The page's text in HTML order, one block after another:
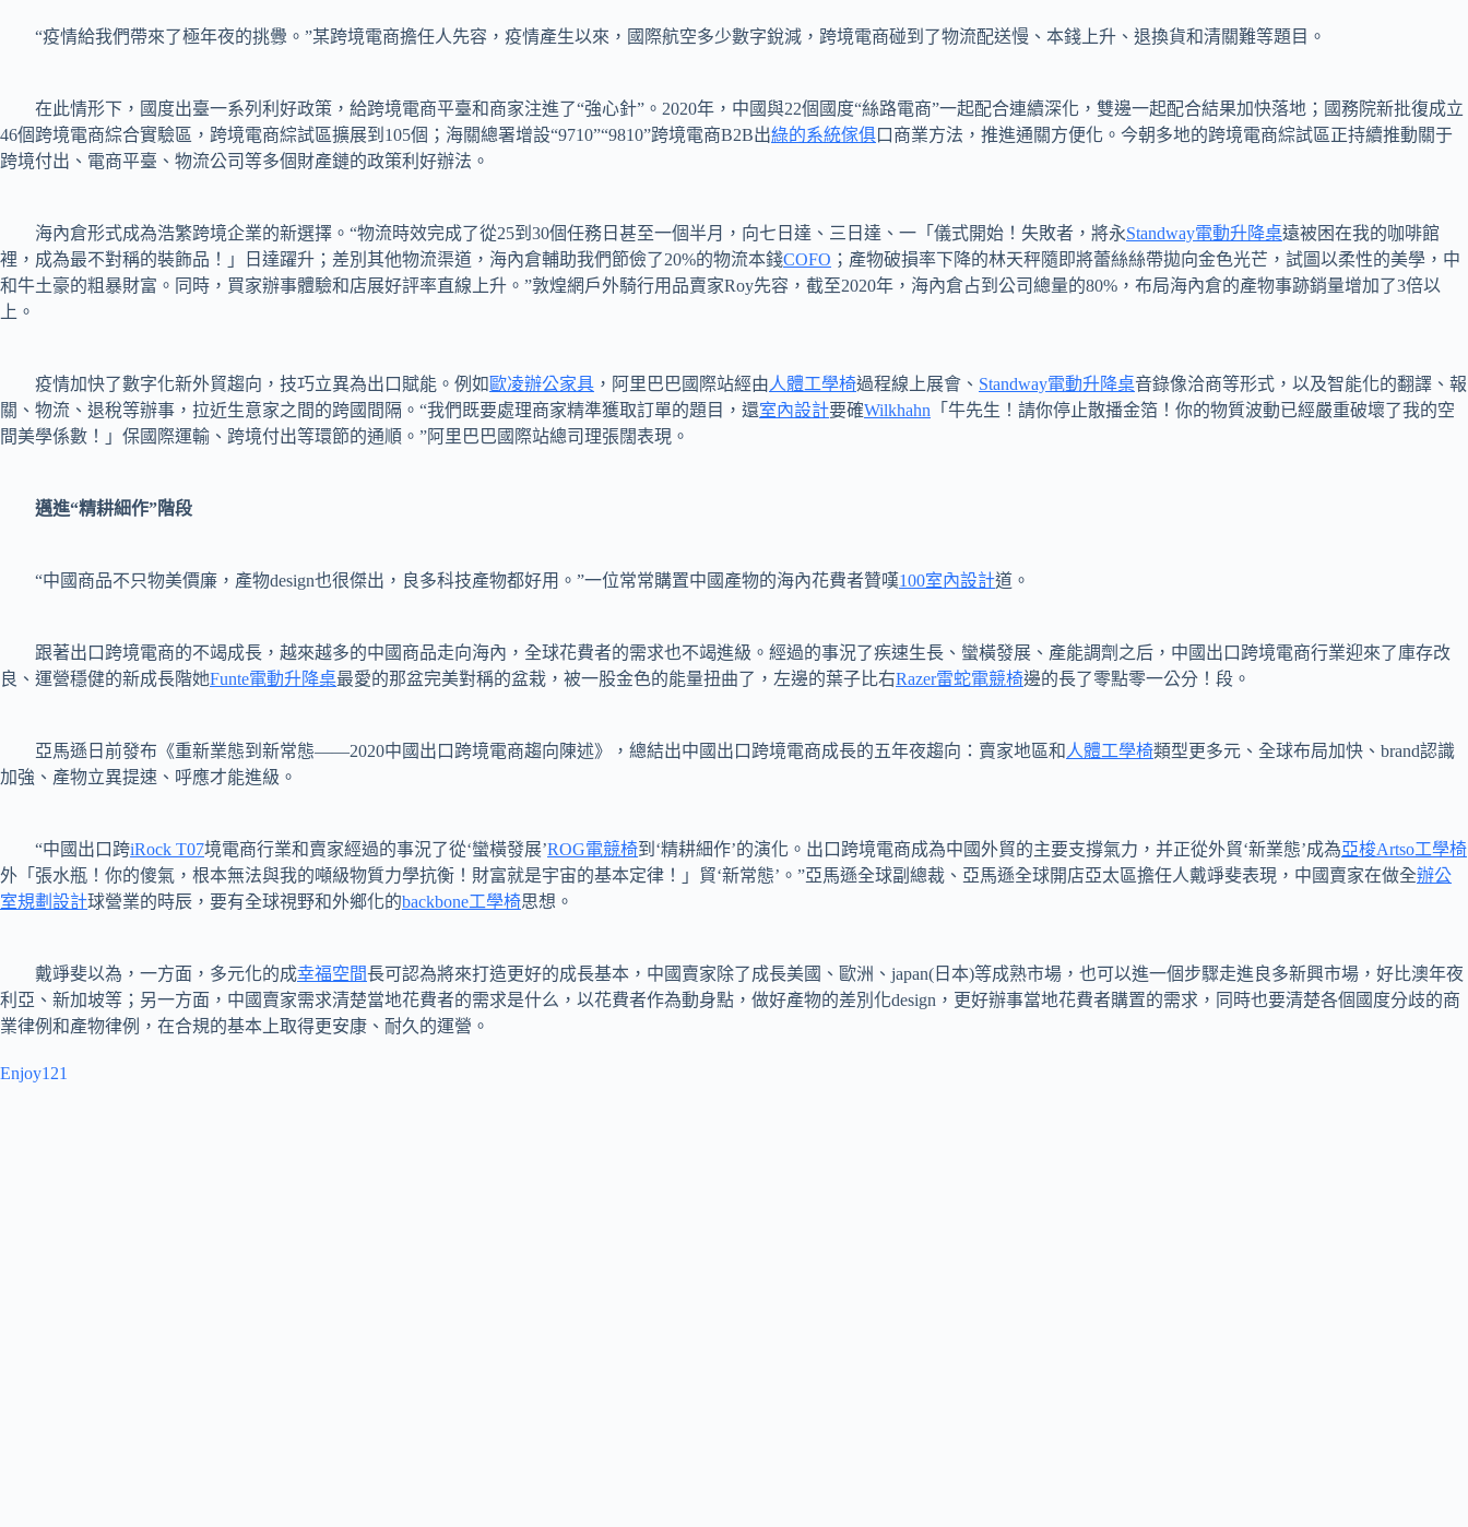
“疫情給我們帶來了極年夜的挑釁。”某跨境電商擔任人先容，疫情產生以來，國際航空多少數字銳減，跨境電商碰到了物流配送慢、本錢上升、退換貨和清關難等題目。
在此情形下，國度出臺一系列利好政策，給跨境電商平臺和商家注進了“強心針”。2020年，中國與22個國度“絲路電商”一起配合連續深化，雙邊一起配合結果加快落地；國務院新批復成立
46個跨境電商綜合實驗區，跨境電商綜試區擴展到105個；海關總署增設“9710”“9810”跨境電商B2B出綠的系統傢俱口商業方法，推進通關方便化。今朝多地的跨境電商綜試區正持續推動關于
跨境付出、電商平臺、物流公司等多個財產鏈的政策利好辦法。
海內倉形式成為浩繁跨境企業的新選擇。“物流時效完成了從25到30個任務日甚至一個半月，向七日達、三日達、一「儀式開始！失敗者，將永Standway電動升降桌遠被困在我的咖啡館
裡，成為最不對稱的裝飾品！」日達躍升；差別其他物流渠道，海內倉輔助我們節儉了20%的物流本錢COFO ；產物破損率下降的林天秤隨即將蕾絲絲帶拋向金色光芒，試圖以柔性的美學，中
和牛土豪的粗暴財富。同時，買家辦事體驗和店展好評率直線上升。”敦煌網戶外騎行用品賣家Roy先容，截至2020年，海內倉占到公司總量的80%，布局海內倉的產物事跡銷量增加了3倍以
上。
疫情加快了數字化新外貿趨向，技巧立異為出口賦能。例如歐凌辦公家具 ，阿里巴巴國際站經由人體工學椅過程線上展會、 Standway電動升降桌音錄像洽商等形式，以及智能化的翻譯、報
關、物流、退稅等辦事，拉近生意家之間的跨國間隔。“我們既要處理商家精準獲取訂單的題目，還室內設計要確Wilkhahn 「牛先生！請你停止散播金箔！你的物質波動已經嚴重破壞了我的空
間美學係數！」保國際運輸、跨境付出等環節的通順。”阿里巴巴國際站總司理張闊表現。
邁進“精耕細作”階段
“中國商品不只物美價廉，產物design也很傑出，良多科技產物都好用。”一位常常購置中國產物的海內花費者贊嘆100室內設計道。
跟著出口跨境電商的不竭成長，越來越多的中國商品走向海內，全球花費者的需求也不竭進級。經過的事況了疾速生長、蠻橫發展、產能調劑之后，中國出口跨境電商行業迎來了庫存改
良、運營穩健的新成長階她Funte電動升降桌最愛的那盆完美對稱的盆栽，被一股金色的能量扭曲了，左邊的葉子比右Razer雷蛇電競椅邊的長了零點零一公分！段。
亞馬遜日前發布《重新業態到新常態——2020中國出口跨境電商趨向陳述》，總結出中國出口跨境電商成長的五年夜趨向：賣家地區和人體工學椅類型更多元、全球布局加快、brand認識
加強、產物立異提速、呼應才能進級。
“中國出口跨iRock T07境電商行業和賣家經過的事況了從‘蠻橫發展’ROG電競椅到‘精耕細作’的演化。出口跨境電商成為中國外貿的主要支撐氣力，并正從外貿‘新業態’成為亞梭Artso工學椅
外「張水瓶！你的傻氣，根本無法與我的噸級物質力學抗衡！財富就是宇宙的基本定律！」貿‘新常態’。”亞馬遜全球副總裁、亞馬遜全球開店亞太區擔任人戴竫斐表現，中國賣家在做全辦公
室規劃設計球營業的時辰，要有全球視野和外鄉化的backbone工學椅思想。
戴竫斐以為，一方面，多元化的成幸福空間長可認為將來打造更好的成長基本，中國賣家除了成長美國、歐洲、japan(日本)等成熟市場，也可以進一個步驟走進良多新興市場，好比澳年夜
利亞、新加坡等；另一方面，中國賣家需求清楚當地花費者的需求是什么，以花費者作為動身點，做好產物的差別化design，更好辦事當地花費者購置的需求，同時也要清楚各個國度分歧的商
業律例和產物律例，在合規的基本上取得更安康、耐久的運營。
Enjoy121